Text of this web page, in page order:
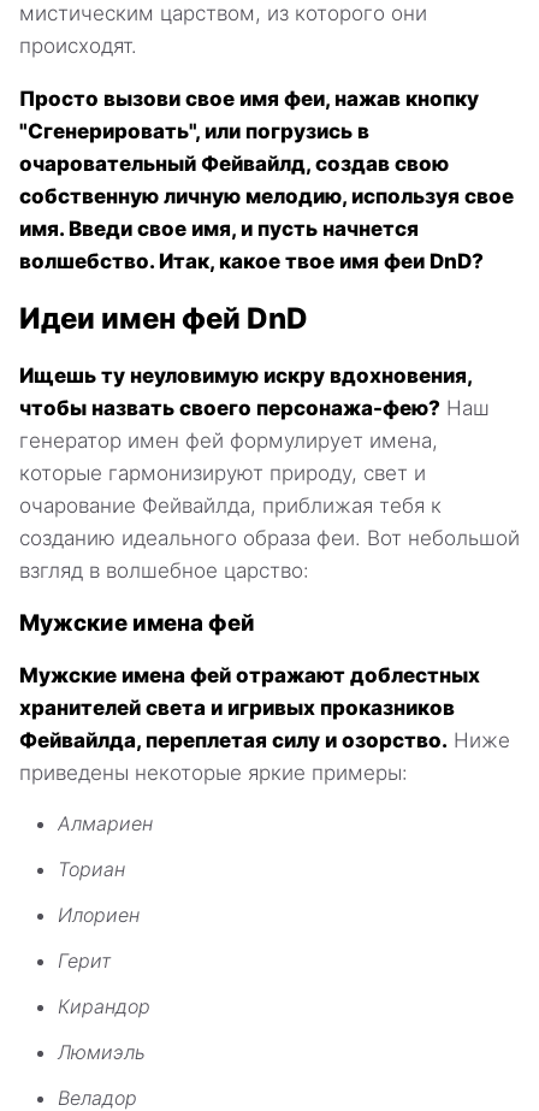
мистическим царством, из которого они
происходят.
Просто вызови свое имя феи, нажав кнопку
"Сгенерировать", или погрузись в
очаровательный Фейвайлд, создав свою
собственную личную мелодию, используя свое
имя. Введи свое имя, и пусть начнется
волшебство. Итак, какое твое имя феи DnD?
Идеи имен фей DnD
Ищешь ту неуловимую искру вдохновения,
чтобы назвать своего персонажа-фею? Наш
генератор имен фей формулирует имена,
которые гармонизируют природу, свет и
очарование Фейвайлда, приближая тебя к
созданию идеального образа феи. Вот небольшой
взгляд в волшебное царство:
Мужские имена фей
Мужские имена фей отражают доблестных
хранителей света и игривых проказников
Фейвайлда, переплетая силу и озорство. Ниже
приведены некоторые яркие примеры:
Алмариен
Ториан
Илориен
Герит
Кирандор
Люмиэль
Веладор